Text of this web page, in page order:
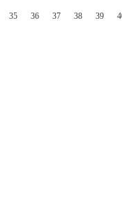
35 36 37 38 39